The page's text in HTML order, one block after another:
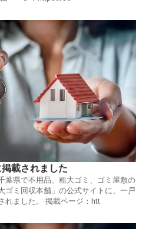
掲載されました
葉県で不用品、粗大ゴミ、ゴミ屋敷の
ゴミ回収本舗」の公式サイトに、一戸
れました。 掲載ページ：htt